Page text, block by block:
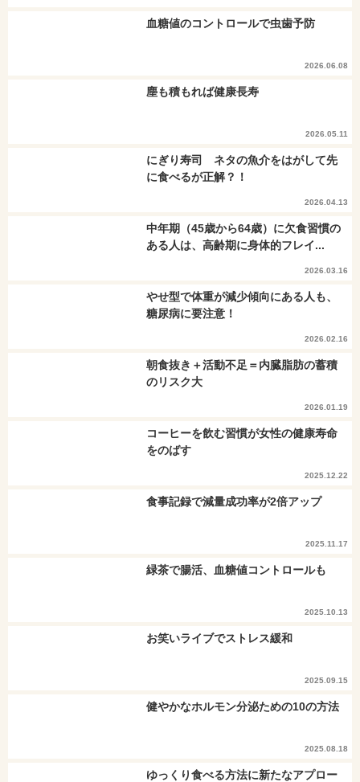
血糖値のコントロールで虫歯予防
2026.06.08
塵も積もれば健康長寿
2026.05.11
にぎり寿司 ネタの魚介をはがして先
に食べるが正解？！
2026.04.13
中年期（45歳から64歳）に欠食習慣の
ある人は、高齢期に身体的フレイ...
2026.03.16
やせ型で体重が減少傾向にある人も、
糖尿病に要注意！
2026.02.16
朝食抜き＋活動不足＝内臓脂肪の蓄積
のリスク大
2026.01.19
コーヒーを飲む習慣が女性の健康寿命
をのばす
2025.12.22
食事記録で減量成功率が2倍アップ
2025.11.17
緑茶で腸活、血糖値コントロールも
2025.10.13
お笑いライブでストレス緩和
2025.09.15
健やかなホルモン分泌ための10の方法
2025.08.18
ゆっくり食べる方法に新たなアプロー